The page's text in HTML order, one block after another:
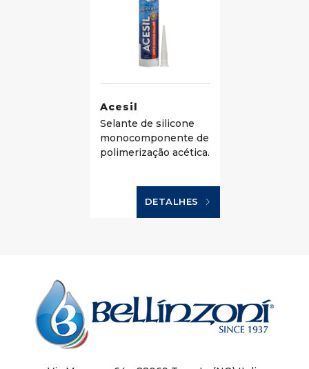
Acesil
Selante de silicone
monocomponente de
polimerização acética.
DETALHES